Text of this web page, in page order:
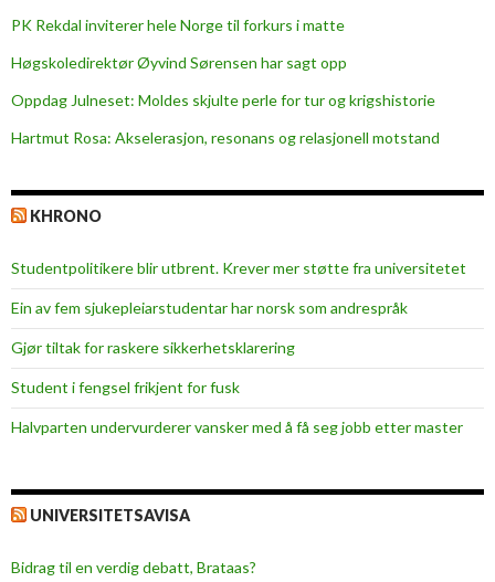
r
PK Rekdal inviterer hele Norge til forkurs i matte
Høgskoledirektør Øyvind Sørensen har sagt opp
Oppdag Julneset: Moldes skjulte perle for tur og krigshistorie
Hartmut Rosa: Akselerasjon, resonans og relasjonell motstand
KHRONO
Studentpolitikere blir utbrent. Krever mer støtte fra universitetet
Ein av fem sjukepleiar­studentar har norsk som andrespråk
Gjør tiltak for raskere sikkerhets­klarering
Student i fengsel frikjent for fusk
Halvparten undervurderer vansker med å få seg jobb etter master
UNIVERSITETSAVISA
Bidrag til en verdig debatt, Brataas?